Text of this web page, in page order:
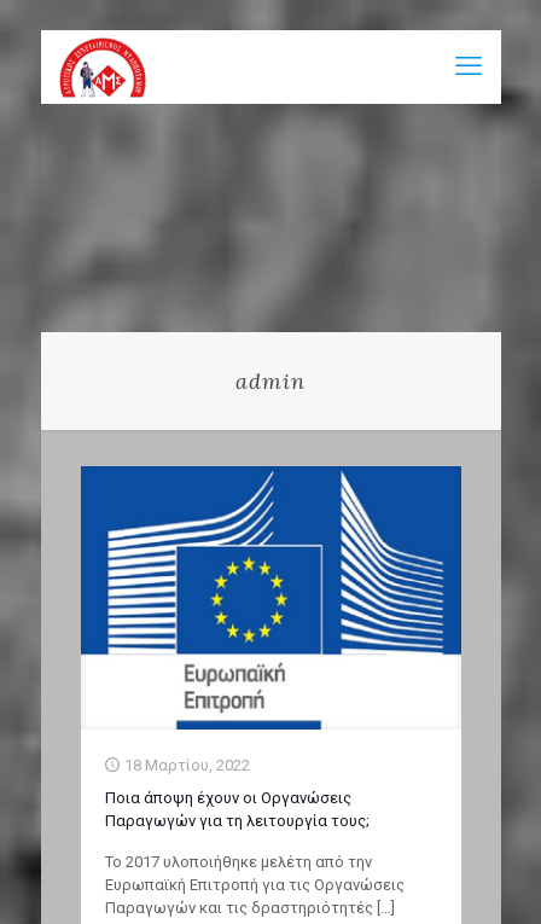
admin
18 Μαρτίου, 2022
Ποια άποψη έχουν οι Οργανώσεις
Παραγωγών για τη λειτουργία τους;
To 2017 υλοποιήθηκε μελέτη από την
Ευρωπαϊκή Επιτροπή για τις Οργανώσεις
Παραγωγών και τις δραστηριότητές […]